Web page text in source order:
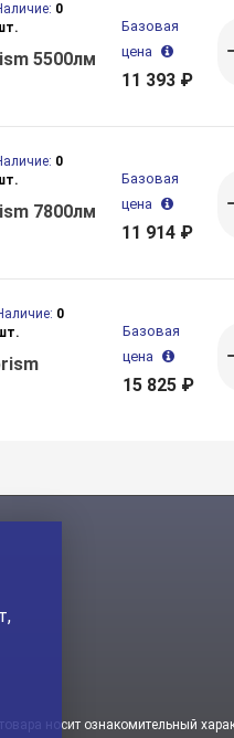
0
5500лм
Базовая
цена
11 393 ₽
0
7800лм
Базовая
цена
11 914 ₽
0
Базовая
цена
15 825 ₽
носит ознакомительный